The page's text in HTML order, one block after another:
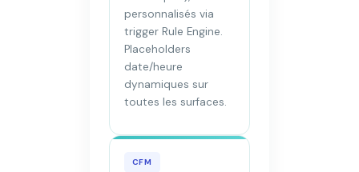
personnalisés via
trigger Rule Engine.
Placeholders
date/heure
dynamiques sur
toutes les surfaces.
CFM